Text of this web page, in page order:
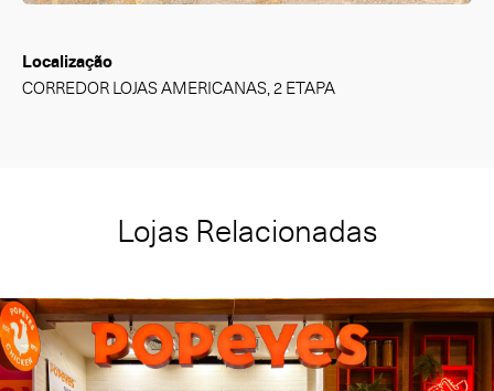
Localização
CORREDOR LOJAS AMERICANAS, 2 ETAPA
Lojas Relacionadas